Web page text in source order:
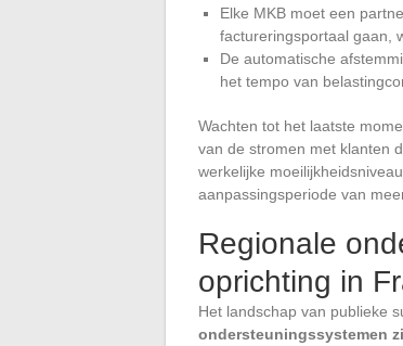
Elke MKB moet een
factureringsportaal gaan,
De automatische
het tempo van
Wachten tot het laatste
van de stromen met klanten
werkelijke
aanpassingsperiode van
Regionale
oprichting in
Het landschap van publieke
ondersteuningssystemen